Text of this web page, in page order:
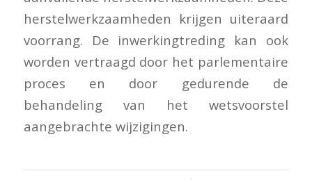
herstelwerkzaamheden krijgen uiteraard
voorrang. De inwerkingtreding kan ook
worden vertraagd door het parlementaire
proces en door gedurende de
behandeling van het wetsvoorstel
aangebrachte wijzigingen.